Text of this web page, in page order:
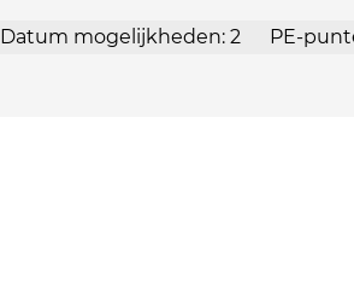
Datum mogelijkheden: 2 PE-